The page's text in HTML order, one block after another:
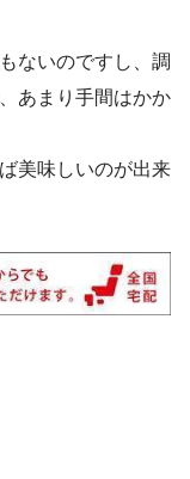
ないのですし、調
あまり手間はかか
美味しいのが出来